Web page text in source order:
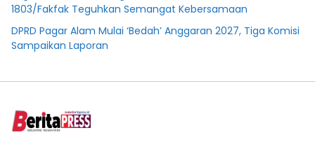
1803/Fakfak Teguhkan Semangat Kebersamaan
DPRD Pagar Alam Mulai ‘Bedah’ Anggaran 2027, Tiga Komisi
Sampaikan Laporan